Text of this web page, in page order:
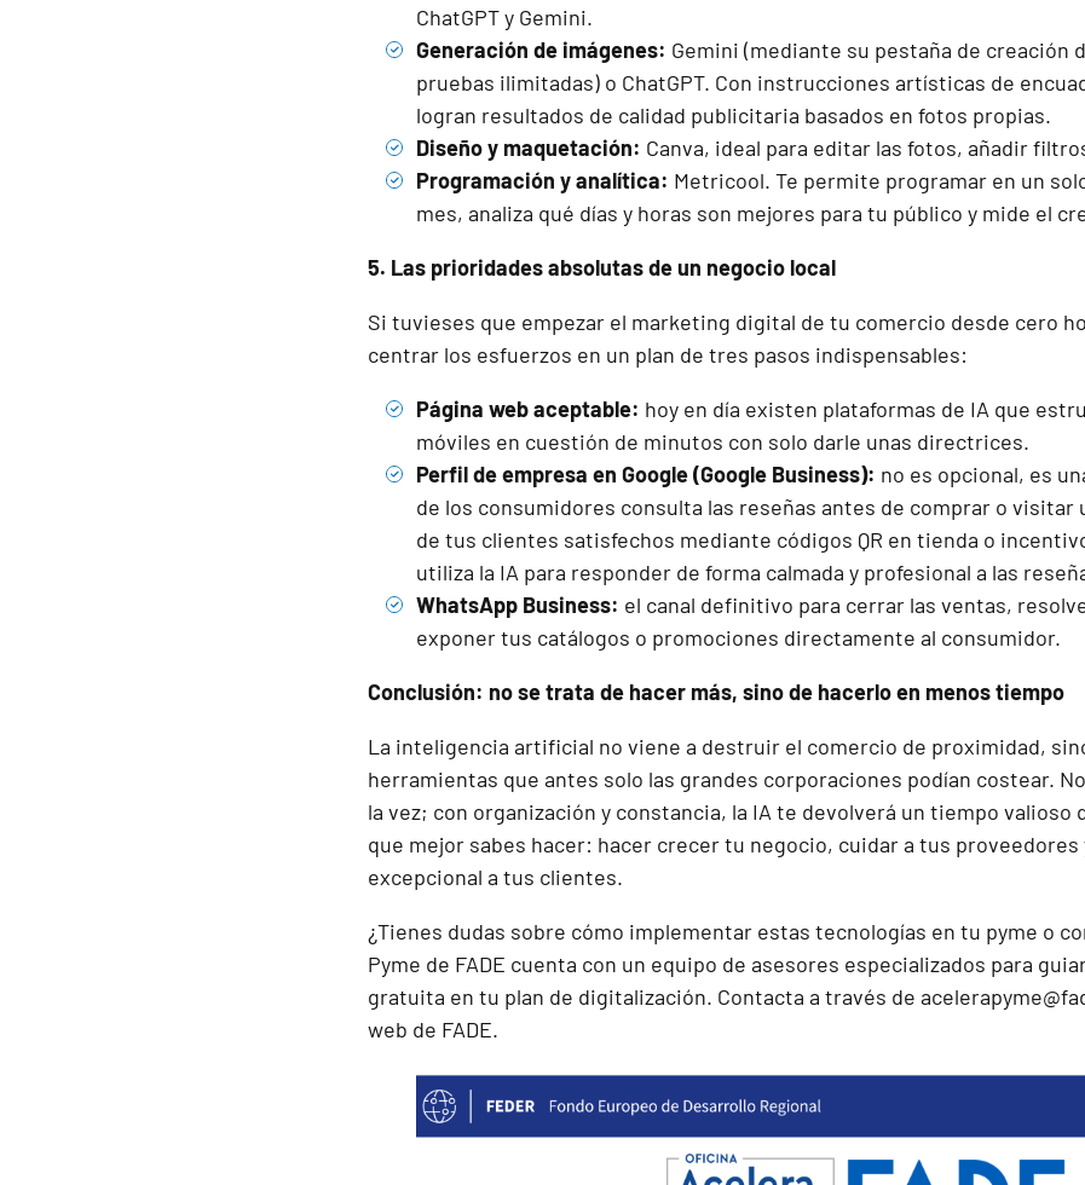
ChatGPT y Gemini.
Generación de imágenes: Gemini (mediante su pestaña de creación
pruebas ilimitadas) o ChatGPT. Con instrucciones artísticas de
logran resultados de calidad publicitaria basados en fotos propias.
Diseño y maquetación: Canva, ideal para editar las fotos, añadir
Programación y analítica: Metricool. Te permite programar en un
mes, analiza qué días y horas son mejores para tu público y mide el
5. Las prioridades absolutas de un negocio local
Si tuvieses que empezar el marketing digital de tu comercio desde cero
centrar los esfuerzos en un plan de tres pasos indispensables:
Página web aceptable: hoy en día existen plataformas de IA que
móviles en cuestión de minutos con solo darle unas directrices.
Perfil de empresa en Google (Google Business): no es opcional, es
de los consumidores consulta las reseñas antes de comprar o visitar
de tus clientes satisfechos mediante códigos QR en tienda o
utiliza la IA para responder de forma calmada y profesional a las
WhatsApp Business: el canal definitivo para cerrar las ventas,
exponer tus catálogos o promociones directamente al consumidor.
Conclusión: no se trata de hacer más, sino de hacerlo en menos tiempo
La inteligencia artificial no viene a destruir el comercio de proximidad,
herramientas que antes solo las grandes corporaciones podían costear.
la vez; con organización y constancia, la IA te devolverá un tiempo
que mejor sabes hacer: hacer crecer tu negocio, cuidar a tus
excepcional a tus clientes.
¿Tienes dudas sobre cómo implementar estas tecnologías en tu pyme o
Pyme de FADE cuenta con un equipo de asesores especializados para
gratuita en tu plan de digitalización. Contacta a través de
web de FADE.